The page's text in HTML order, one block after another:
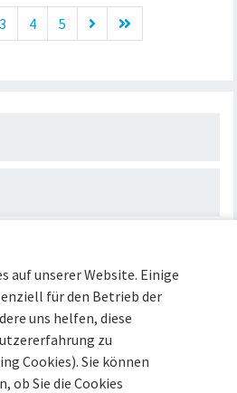
3 4 5
auf unserer Website. Einige
für den Betrieb der
uns helfen, diese
zu
Cookies). Sie können
ob Sie die Cookies